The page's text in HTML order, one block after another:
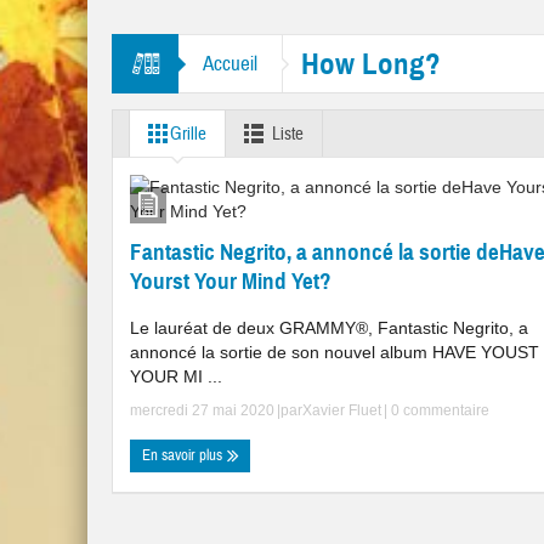
“Mr. Tambourine Man” et “Like A Rolling Stone”
Accueil How Long?
Grille Liste
Fantastic Negrito, a annoncé la sortie deHave
Yourst Your Mind Yet?
Le lauréat de deux GRAMMY®, Fantastic Negrito, a
annoncé la sortie de son nouvel album HAVE YOUST
YOUR MI ...
mercredi 27 mai 2020 |parXavier Fluet 0 commentaire
En savoir plus